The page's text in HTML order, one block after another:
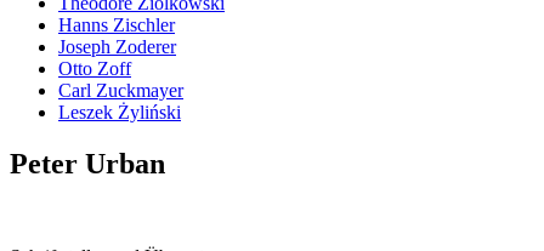
Hanns Zischler
Joseph Zoderer
Otto Zoff
Carl Zuckmayer
Leszek Żyliński
Peter Urban